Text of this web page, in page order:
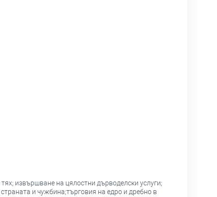
извършване на цялостни дърводелски услуги;
и чужбина;търговия на едро и дребно в